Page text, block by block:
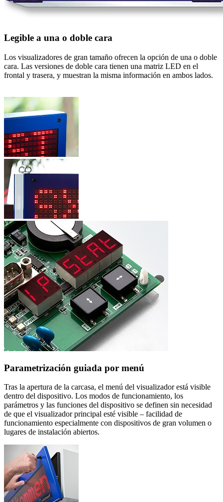
Legible a una o doble cara
Los visualizadores de gran tamaño ofrecen la opción de una o doble
cara. Las versiones de doble cara tienen una matriz LED en el
frontal y trasera, y muestran la misma información en ambos lados.
Parametrización guiada por menú
Tras la apertura de la carcasa, el menú del visualizador está visible
dentro del dispositivo. Los modos de funcionamiento, los
parámetros y las funciones del dispositivo se definen sin necesidad
de que el visualizador principal esté visible – facilidad de
funcionamiento especialmente con dispositivos de gran volumen o
lugares de instalación abiertos.